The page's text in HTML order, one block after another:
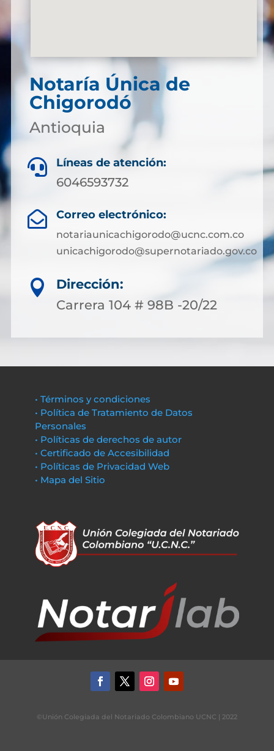
Notaría Única de
Chigorodó
Antioquia
 Líneas de atención:
6046593732
 Correo electrónico:
notariaunicachigorodo@ucnc.com.co
unicachigorodo@supernotariado.gov.co

Dirección:
Carrera 104 # 98B -20/22
• Términos y condiciones
• Política de Tratamiento de Datos
Personales
• Políticas de derechos de autor
• Certificado de Accesibilidad
• Políticas de Privacidad Web
• Mapa del Sitio
©Unión Colegiada del Notariado Colombiano UCNC | 2022